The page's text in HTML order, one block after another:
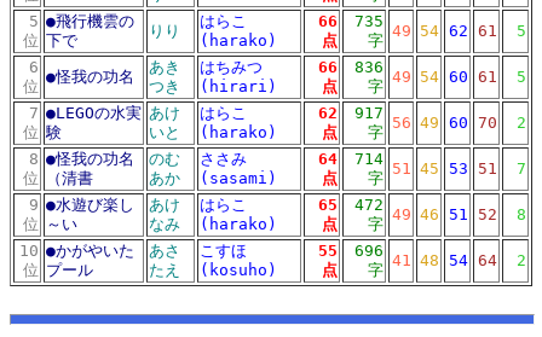
5
位
●飛行機雲の
下で
りり
はらこ
(harako)
66
点
735
字
49 54 62 61
5
6
位
●怪我の功名
あき
つき
はちみつ
(hirari)
66
点
836
字
49 54 60 61
5
7
位
●LEGOの水実
験
あけ
いと
はらこ
(harako)
62
点
917
字
56 49 60 70
2
8
位
●怪我の功名
（清書
のむ
あか
ささみ
(sasami)
64
点
714
字
51 45 53 51
7
9
位
●水遊び楽し
～い
あけ
なみ
はらこ
(harako)
65
点
472
字
49 46 51 52
8
10
位
●かがやいた
プール
あさ
たえ
こすほ
(kosuho)
55
点
696
字
41 48 54 64
2